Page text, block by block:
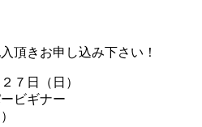
頂きお申し込み下さい！
７日（日）
ビギナー